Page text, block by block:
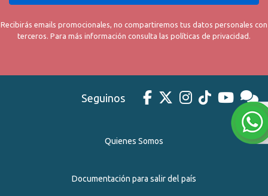
Recibirás emails promocionales, no compartiremos tus datos personales con
terceros. Para más información consulta las políticas de privacidad.
Seguinos
Quienes Somos
Documentación para salir del país